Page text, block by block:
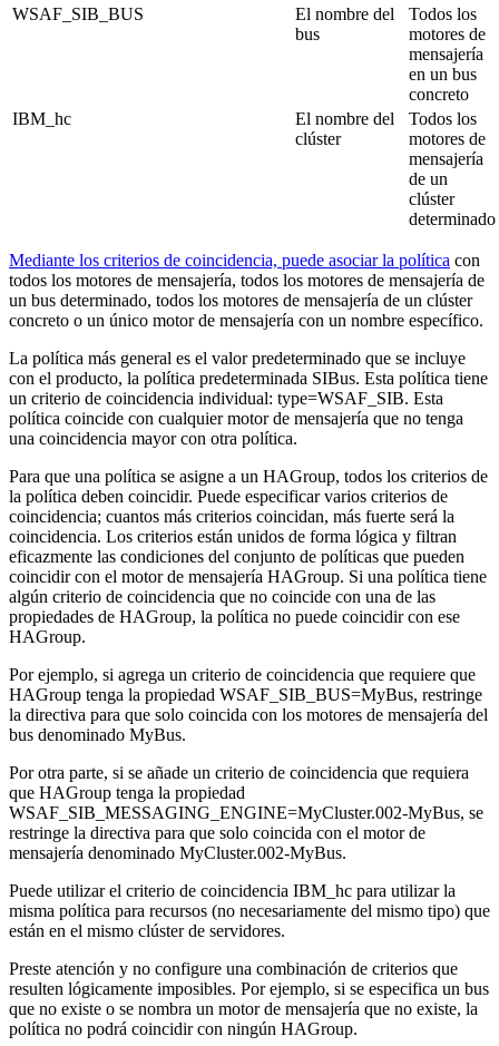
WSAF_SIB_BUS
El nombre del
bus
Todos los
motores de
mensajería
en un bus
concreto
IBM_hc
El nombre del
clúster
Todos los
motores de
mensajería
de un
clúster
determinado
Mediante los criterios de coincidencia, puede asociar la política con
todos los motores de mensajería, todos los motores de mensajería de
un bus determinado, todos los motores de mensajería de un clúster
concreto o un único motor de mensajería con un nombre específico.
La política más general es el valor predeterminado que se incluye
con el producto, la política predeterminada SIBus. Esta política tiene
un criterio de coincidencia individual: type=WSAF_SIB. Esta
política coincide con cualquier motor de mensajería que no tenga
una coincidencia mayor con otra política.
Para que una política se asigne a un HAGroup, todos los criterios de
la política deben coincidir. Puede especificar varios criterios de
coincidencia; cuantos más criterios coincidan, más fuerte será la
coincidencia. Los criterios están unidos de forma lógica y filtran
eficazmente las condiciones del conjunto de políticas que pueden
coincidir con el motor de mensajería HAGroup. Si una política tiene
algún criterio de coincidencia que no coincide con una de las
propiedades de HAGroup, la política no puede coincidir con ese
HAGroup.
Por ejemplo, si agrega un criterio de coincidencia que requiere que
HAGroup tenga la propiedad WSAF_SIB_BUS=MyBus, restringe
la directiva para que solo coincida con los motores de mensajería del
bus denominado MyBus.
Por otra parte, si se añade un criterio de coincidencia que requiera
que HAGroup tenga la propiedad
WSAF_SIB_MESSAGING_ENGINE=MyCluster.002-MyBus, se
restringe la directiva para que solo coincida con el motor de
mensajería denominado MyCluster.002-MyBus.
Puede utilizar el criterio de coincidencia IBM_hc para utilizar la
misma política para recursos (no necesariamente del mismo tipo) que
están en el mismo clúster de servidores.
Preste atención y no configure una combinación de criterios que
resulten lógicamente imposibles. Por ejemplo, si se especifica un bus
que no existe o se nombra un motor de mensajería que no existe, la
política no podrá coincidir con ningún HAGroup.